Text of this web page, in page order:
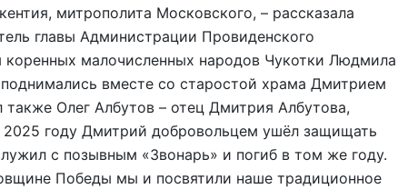
митрополита Московского, – рассказала
главы Администрации Провиденского
коренных малочисленных народов Чукотки Людмила
вместе со старостой храма Дмитрием
Олег Албутов – отец Дмитрия Албутова,
году Дмитрий добровольцем ушёл защищать
с позывным «Звонарь» и погиб в том же году.
Победы мы и посвятили наше традиционное